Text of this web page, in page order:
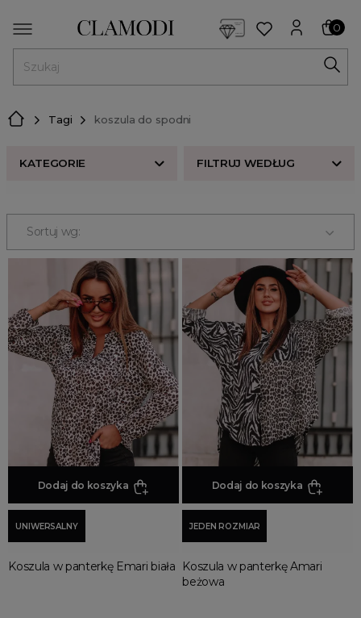
0
Tagi koszula do spodni
KATEGORIE FILTRUJ WEDŁUG
Bestsellery
Odzież damska
Buty damskie
Akcesoria
Premium
Strefa beauty
Promocja
Wyprzedaż
Summer sale
Bon podarunkowy
BACK TO SCHOOL
PREZENTY
ŚWIĘTA
PARTY
Sortuj wg:
Dodaj do koszyka
UNIWERSALNY
Koszula w panterkę Emari biała
Dodaj do koszyka
JEDEN ROZMIAR
Koszula w panterkę Amari
beżowa